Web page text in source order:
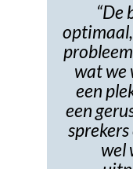
“De
wat we
een
een
sprekers
wel